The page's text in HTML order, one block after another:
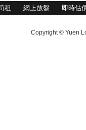
租 網上放盤 即時估
Copyright © Yuen